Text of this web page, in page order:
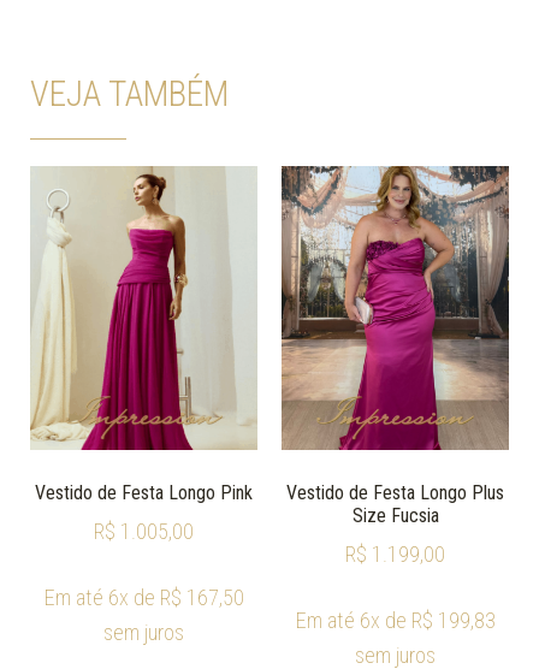
VEJA TAMBÉM
Vestido de Festa Longo Pink
R$ 1.005,00
Em até 6x de R$ 167,50
sem juros
Vestido de Festa Longo Plus
Size Fucsia
R$ 1.199,00
Em até 6x de R$ 199,83
sem juros